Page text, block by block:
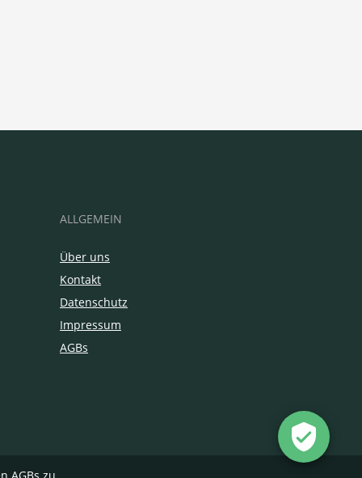
ALLGEMEIN
Über uns
Kontakt
Datenschutz
Impressum
AGBs